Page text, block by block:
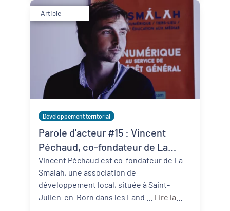
Article
Développement territorial
Parole d'acteur #15 : Vincent
Péchaud, co-fondateur de La
Smalah (40)
Vincent Péchaud est co-fondateur de La
Smalah, une association de
développement local, située à Saint-
Lire la